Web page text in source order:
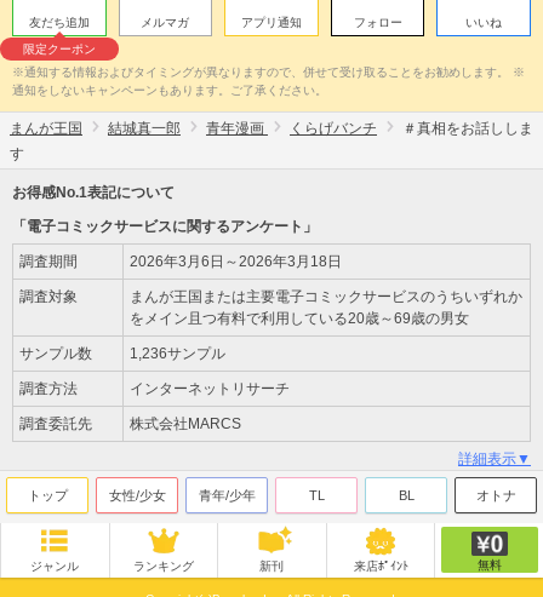
友だち追加
限定クーポン
メルマガ アプリ通知 フォロー いいね
※通知する情報およびタイミングが異なりますので、併せて受け取ることをお勧めします。 ※
通知をしないキャンペーンもあります。ご了承ください。
まんが王国 結城真一郎 青年漫画 くらげバンチ
＃真相をお話ししま
す
お得感No.1表記について
「電子コミックサービスに関するアンケート」
調査期間 2026年3月6日～2026年3月18日
調査対象
まんが王国または主要電子コミックサービスのうちいずれか
をメイン且つ有料で利用している20歳～69歳の男女
サンプル数 1,236サンプル
調査方法 インターネットリサーチ
調査委託先 株式会社MARCS
詳細表示▼
トップ 女性/少女 青年/少年 TL BL オトナ
ジャンル ランキング 新刊 来店ﾎﾟｲﾝﾄ 無料